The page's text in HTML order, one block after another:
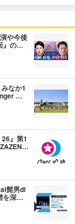
や今後
』の…
なか1
…
』第1
髭男di
を深…